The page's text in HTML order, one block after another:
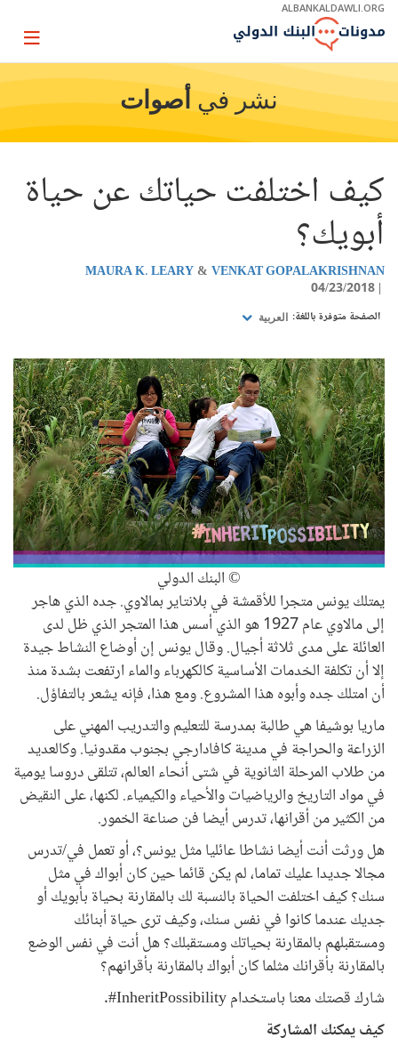
Skip
Main
ALBANKALDAWLI.ORG
Page
نشر في أصوات
كيف اختلفت حياتك عن حياة
أبويك؟
VENKAT GOPALAKRISHNAN
MAURA K. LEARY
04/23/2018
الصفحة متوفرة باللغة: العربية
© البنك الدولي
يمتلك يونس متجرا للأقمشة في بلانتاير بمالاوي. جده الذي هاجر
إلى مالاوي عام 1927 هو الذي أسس هذا المتجر الذي ظل لدى
العائلة على مدى ثلاثة أجيال. وقال يونس إن أوضاع النشاط جيدة
إلا أن تكلفة الخدمات الأساسية كالكهرباء والماء ارتفعت بشدة منذ
أن امتلك جده وأبوه هذا المشروع. ومع هذا، فإنه يشعر بالتفاؤل.
ماريا بوشيفا هي طالبة بمدرسة للتعليم والتدريب المهني على
الزراعة والحراجة في مدينة كافادارجي بجنوب مقدونيا. وكالعديد
من طلاب المرحلة الثانوية في شتى أنحاء العالم، تتلقى دروسا يومية
في مواد التاريخ والرياضيات والأحياء والكيمياء. لكنها، على النقيض
من الكثير من أقرانها، تدرس أيضا فن صناعة الخمور.
هل ورثت أنت أيضا نشاطا عائليا مثل يونس؟، أو تعمل في/تدرس
مجالا جديدا عليك تماما، لم يكن قائما حين كان أبواك في مثل
سنك؟ كيف اختلفت الحياة بالنسبة لك بالمقارنة بحياة بأبويك أو
جديك عندما كانوا في نفس سنك، وكيف ترى حياة أبنائك
ومستقبلهم بالمقارنة بحياتك ومستقبلك؟ هل أنت في نفس الوضع
بالمقارنة بأقرانك مثلما كان أبواك بالمقارنة بأقرانهم؟
شارك قصتك معنا باستخدام InheritPossibility#.
كيف يمكنك المشاركة